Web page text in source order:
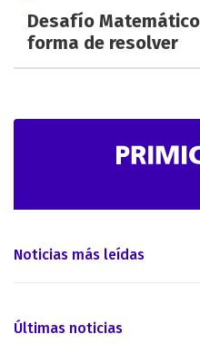
Desafío
forma de resolver
Noticias más leídas
Últimas noticias